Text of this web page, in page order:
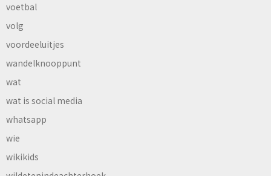
voetbal
volg
voordeeluitjes
wandelknooppunt
wat
wat is social media
whatsapp
wie
wikikids